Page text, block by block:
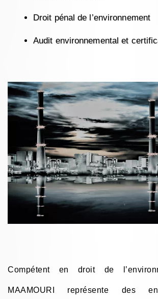
Droit pénal de l’environnement
Audit environnemental et
Compétent en droit de
MAAMOURI représente des